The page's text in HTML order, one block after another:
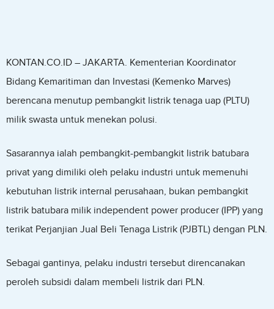
KONTAN.CO.ID – JAKARTA. Kementerian Koordinator
Bidang Kemaritiman dan Investasi (Kemenko Marves)
berencana menutup pembangkit listrik tenaga uap (PLTU)
milik swasta untuk menekan polusi.
Sasarannya ialah pembangkit-pembangkit listrik batubara
privat yang dimiliki oleh pelaku industri untuk memenuhi
kebutuhan listrik internal perusahaan, bukan pembangkit
listrik batubara milik independent power producer (IPP) yang
terikat Perjanjian Jual Beli Tenaga Listrik (PJBTL) dengan PLN.
Sebagai gantinya, pelaku industri tersebut direncanakan
peroleh subsidi dalam membeli listrik dari PLN.